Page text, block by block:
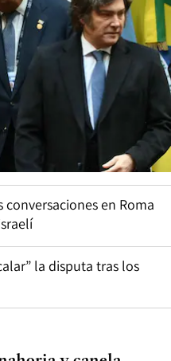
en Roma
la disputa tras los